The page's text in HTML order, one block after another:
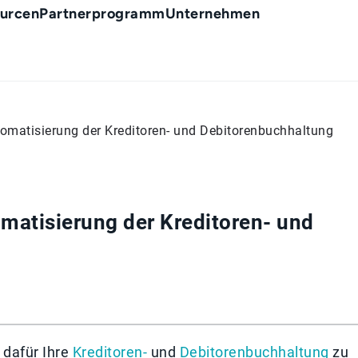
PartnerprogrammUnternehmen
der Kreditoren- und Debitorenbuchhaltung
der Kreditoren- und
Ihre Kreditoren- und Debitorenbuchhaltung zu